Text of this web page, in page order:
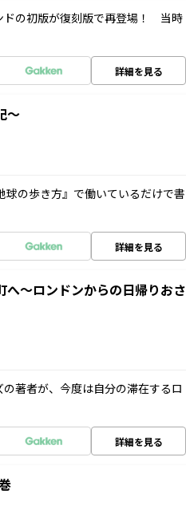
ドの初版が復刻版で再登場！ 当時
詳細を見る
～
の歩き方』で働いているだけで書
詳細を見る
～ロンドンからの日帰りおさ
著者が、今度は自分の滞在するロ
詳細を見る